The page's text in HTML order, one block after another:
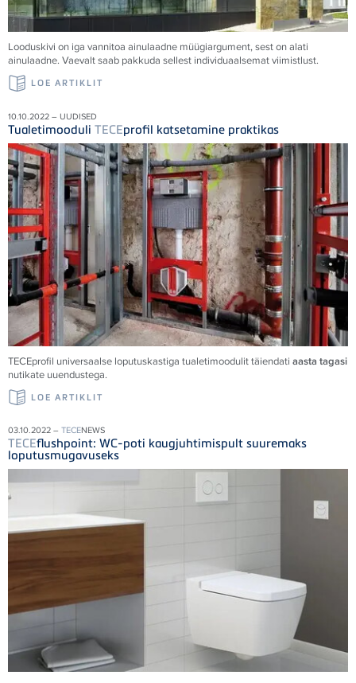
Looduskivi on iga vannitoa ainulaadne müügiargument, sest on alati
ainulaadne. Vaevalt saab pakkuda sellest individuaalsemat viimistlust.
LOE ARTIKLIT
10.10.2022 – UUDISED
Tualetimooduli TECEprofil katsetamine praktikas
TECEprofil universaalse loputuskastiga tualetimoodulit täiendati aasta tagasi
nutikate uuendustega.
LOE ARTIKLIT
03.10.2022 – TECENEWS
TECEflushpoint: WC-poti kaugjuhtimispult suuremaks
loputusmugavuseks